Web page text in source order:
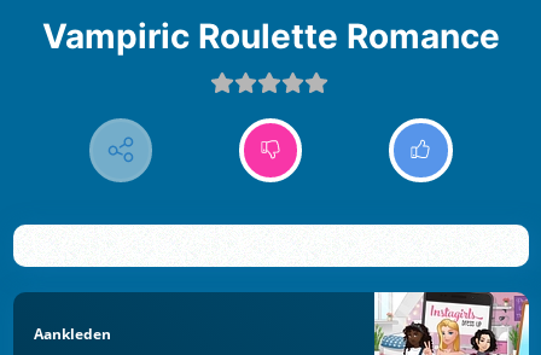
Vampiric Roulette Romance
Aankleden